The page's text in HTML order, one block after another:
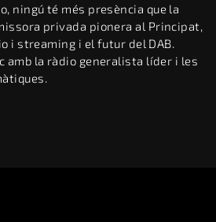
ningú té més presència que la
privada pionera al Principat,
i streaming i el futur del DAB.
amb la ràdio generalista líder i les